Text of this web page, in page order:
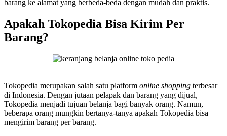
barang ke alamat yang berbeda-beda dengan mudah dan praktis.
Apakah Tokopedia Bisa Kirim Per
Barang?
Tokopedia merupakan salah satu platform online shopping terbesar
di Indonesia. Dengan jutaan pelapak dan barang yang dijual,
Tokopedia menjadi tujuan belanja bagi banyak orang. Namun,
beberapa orang mungkin bertanya-tanya apakah Tokopedia bisa
mengirim barang per barang.